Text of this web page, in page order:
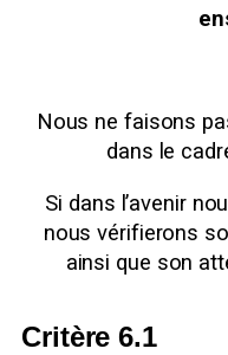
Nous ne faisons
dans le
Si dans l’avenir
nous vérifierons
ainsi que son
Critère 6.1